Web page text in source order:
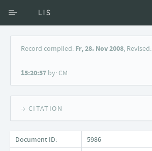
Access via Author
Keyword Search
Record compiled: Fr, 28. Nov 2008, Revised:
15:20:57 by: CM
→ CITATION
Document ID:
5986